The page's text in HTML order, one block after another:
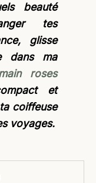
beauté
tes
glisse
dans ma
roses
et
coiffeuse
voyages.